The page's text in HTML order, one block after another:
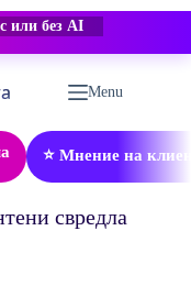
или без AI
Menu
⭐ Мнение на
свредла